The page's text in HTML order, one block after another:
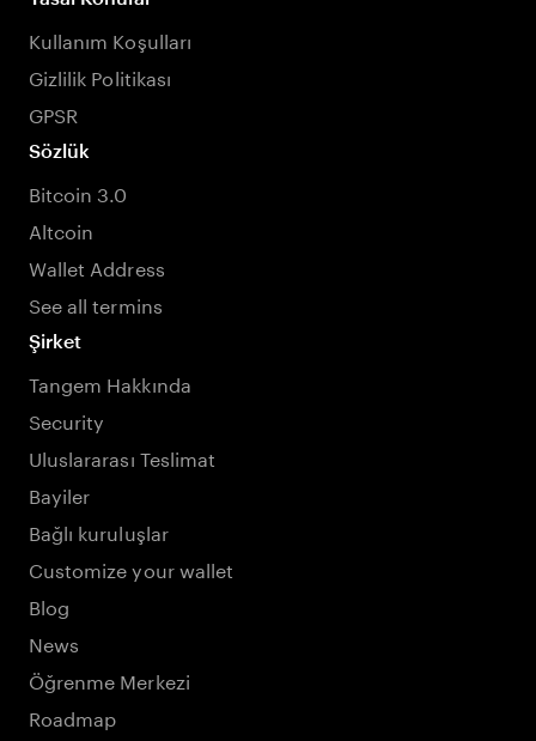
Kullanım Koşulları
Gizlilik Politikası
GPSR
Sözlük
Bitcoin 3.0
Altcoin
Wallet Address
See all termins
Şirket
Tangem Hakkında
Security
Uluslararası Teslimat
Bayiler
Bağlı kuruluşlar
Customize your wallet
Blog
News
Öğrenme Merkezi
Roadmap